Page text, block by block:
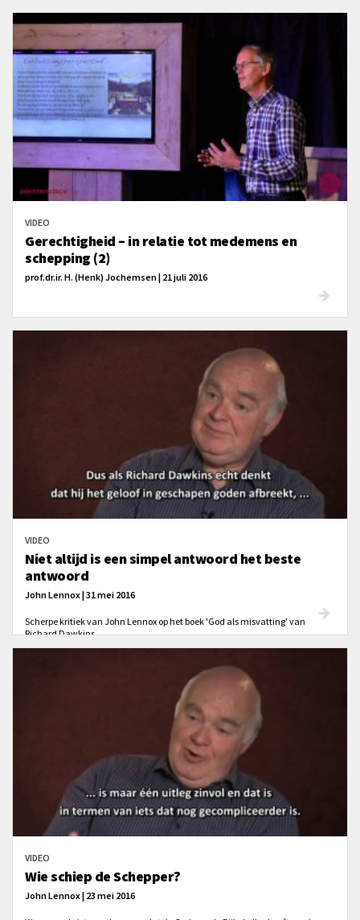
VIDEO
Gerechtigheid – in relatie tot medemens en
schepping (2)
prof.dr.ir. H. (Henk) Jochemsen | 21 juli 2016
VIDEO
Niet altijd is een simpel antwoord het beste
antwoord
John Lennox | 31 mei 2016
Scherpe kritiek van John Lennox op het boek 'God als misvatting' van
Richard Dawkins.
VIDEO
Wie schiep de Schepper?
John Lennox | 23 mei 2016